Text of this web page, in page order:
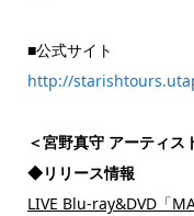
■公式サイト
http://
＜宮野真守 アーティス
◆リリース情報
LIVE Blu-ray&DVD「